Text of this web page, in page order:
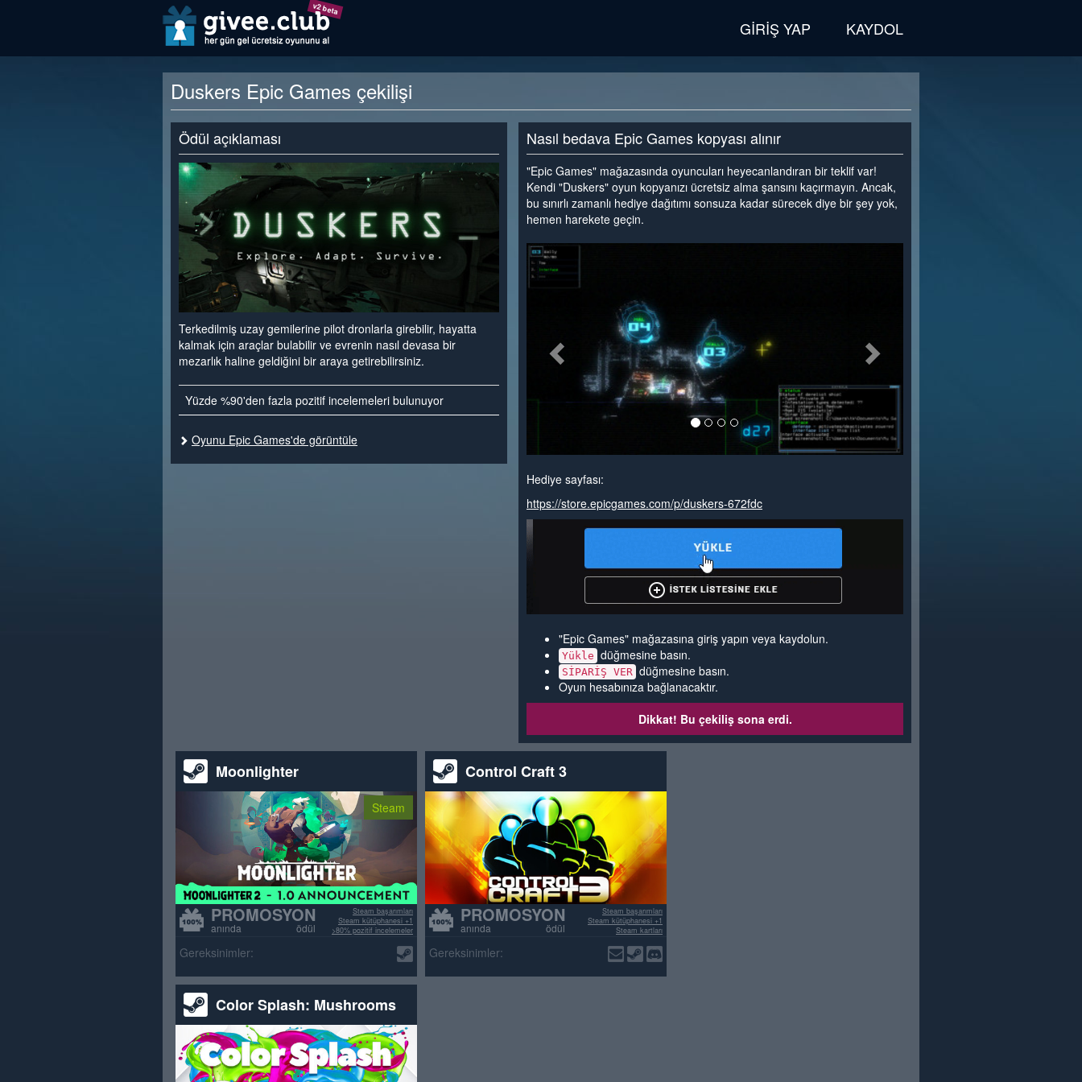
v2 beta
GIRIŞ YAP KAYDOL
Duskers Epic Games çekilişi
Ödül açıklaması
Terkedilmiş uzay gemilerine pilot dronlarla girebilir, hayatta
kalmak için araçlar bulabilir ve evrenin nasıl devasa bir
mezarlık haline geldiğini bir araya getirebilirsiniz.
Yüzde %90'den fazla pozitif incelemeleri bulunuyor
Oyunu Epic Games'de görüntüle
Nasıl bedava Epic Games kopyası alınır
"Epic Games" mağazasında oyuncuları heyecanlandıran bir teklif var!
Kendi "Duskers" oyun kopyanızı ücretsiz alma şansını kaçırmayın. Ancak,
bu sınırlı zamanlı hediye dağıtımı sonsuza kadar sürecek diye bir şey yok,
hemen harekete geçin.
<
Hediye sayfası:
https://store.epicgames.com/p/duskers-672fdc
"Epic Games" mağazasına giriş yapın veya kaydolun.
Yükle düğmesine basın.
SİPARİŞ VER düğmesine basın.
Oyun hesabınıza bağlanacaktır.
Dikkat! Bu çekiliş sona erdi.
Moonlighter
Steam
PROMOSYON
anında ödül
Steam başarımları
Steam kütüphanesi +1
>80% pozitif incelemeler
Gereksinimler:
Control Craft 3
PROMOSYON
anında ödül
Steam başarımları
Steam kütüphanesi +1
Steam kartları
Gereksinimler:
Color Splash: Mushrooms